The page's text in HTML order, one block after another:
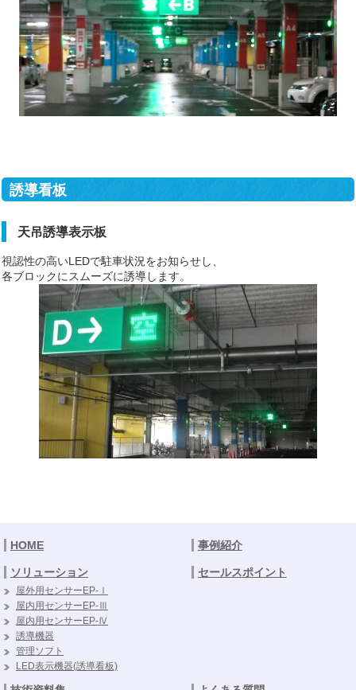
誘導看板
天吊誘導表示板
視認性の高いLEDで駐車状況をお知らせし、
各ブロックにスムーズに誘導します。
HOME 事例紹介
ソリューション
屋外用センサーEP-Ⅰ
屋内用センサーEP-Ⅲ
屋内用センサーEP-Ⅳ
誘導機器
管理ソフト
LED表示機器(誘導看板)
セールスポイント